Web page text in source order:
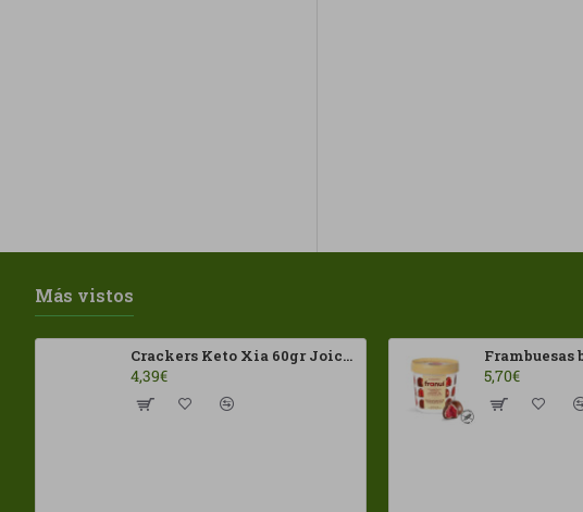
Más vistos
Crackers Keto Xia 60gr Joice Foods ECO
4,39€ 5,70€